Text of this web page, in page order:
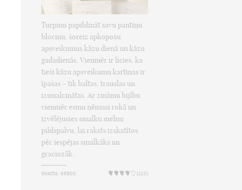
Turpinu papildināt savu pantiņu
blociņu, šoreiz apkopošu
apsveikumus kāzu dienā un kāzu
gadadienās. Vienmēr ir licies, ka
tieši kāzu apsveikumu kartiņas ir
īpašas – tik baltas, trauslas un
izsmalcinātas. Ar zināmu bijību
vienmēr esmu ņēmusi rokā un
izvēlējusies smalku melnu
pildspalvu, lai raksts izskatītos
pēc iespējas smalkāks un
graciozāk.
Skatīts: 66803 (110)